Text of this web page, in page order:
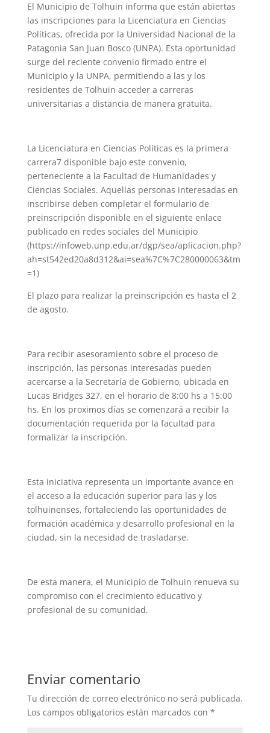
El Municipio de Tolhuin informa que están abiertas
las inscripciones para la Licenciatura en Ciencias
Políticas, ofrecida por la Universidad Nacional de la
Patagonia San Juan Bosco (UNPA). Esta oportunidad
surge del reciente convenio firmado entre el
Municipio y la UNPA, permitiendo a las y los
residentes de Tolhuin acceder a carreras
universitarias a distancia de manera gratuita.
La Licenciatura en Ciencias Políticas es la primera
carrera7 disponible bajo este convenio,
perteneciente a la Facultad de Humanidades y
Ciencias Sociales. Aquellas personas interesadas en
inscribirse deben completar el formulario de
preinscripción disponible en el siguiente enlace
publicado en redes sociales del Municipio
(https://infoweb.unp.edu.ar/dgp/sea/aplicacion.php?
ah=st542ed20a8d312&ai=sea%7C%7C280000063&tm
=1)
El plazo para realizar la preinscripción es hasta el 2
de agosto.
Para recibir asesoramiento sobre el proceso de
inscripción, las personas interesadas pueden
acercarse a la Secretaría de Gobierno, ubicada en
Lucas Bridges 327, en el horario de 8:00 hs a 15:00
hs. En los proximos días se comenzará a recibir la
documentación requerida por la facultad para
formalizar la inscripción.
Esta iniciativa representa un importante avance en
el acceso a la educación superior para las y los
tolhuinenses, fortaleciendo las oportunidades de
formación académica y desarrollo profesional en la
ciudad, sin la necesidad de trasladarse.
De esta manera, el Municipio de Tolhuin renueva su
compromiso con el crecimiento educativo y
profesional de su comunidad.
Enviar comentario
Tu dirección de correo electrónico no será publicada.
Los campos obligatorios están marcados con *